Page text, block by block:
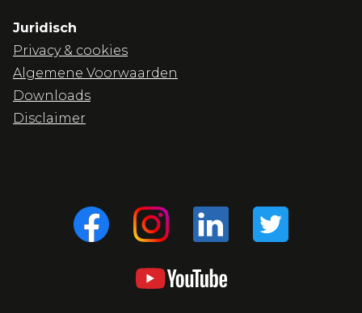
Juridisch
Privacy & cookies
Algemene Voorwaarden
Downloads
Disclaimer